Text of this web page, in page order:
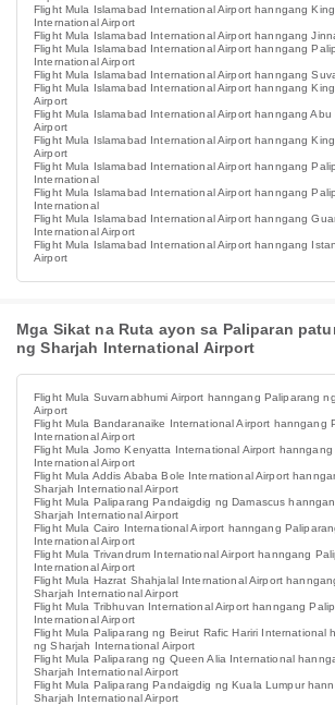
Flight Mula Islamabad International Airport hanngang
International Airport
Flight Mula Islamabad International Airport hanngang
Flight Mula Islamabad International Airport hanngang
International Airport
Flight Mula Islamabad International Airport hanngang
Flight Mula Islamabad International Airport hanngang
Airport
Flight Mula Islamabad International Airport hanngang
Airport
Flight Mula Islamabad International Airport hanngang
Airport
Flight Mula Islamabad International Airport hanngang
International
Flight Mula Islamabad International Airport hanngang
International
Flight Mula Islamabad International Airport hanngang
International Airport
Flight Mula Islamabad International Airport hanngang
Airport
Mga Sikat na Ruta ayon sa Paliparan
ng Sharjah International Airport
Flight Mula Suvarnabhumi Airport hanngang Paliparang
Airport
Flight Mula Bandaranaike International Airport hanngang
International Airport
Flight Mula Jomo Kenyatta International Airport
International Airport
Flight Mula Addis Ababa Bole International Airport
Sharjah International Airport
Flight Mula Paliparang Pandaigdig ng Damascus
Sharjah International Airport
Flight Mula Cairo International Airport hanngang
International Airport
Flight Mula Trivandrum International Airport hanngang
International Airport
Flight Mula Hazrat Shahjalal International Airport
Sharjah International Airport
Flight Mula Tribhuvan International Airport hanngang
International Airport
Flight Mula Paliparang ng Beirut Rafic Hariri International
ng Sharjah International Airport
Flight Mula Paliparang ng Queen Alia International
Sharjah International Airport
Flight Mula Paliparang Pandaigdig ng Kuala Lumpur
Sharjah International Airport